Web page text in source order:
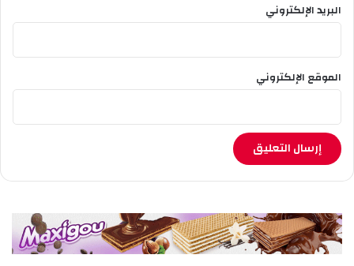
البريد الإلكتروني
الموقع الإلكتروني